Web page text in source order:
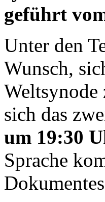
geführt
Unter den
Wunsch,
Weltsynode
sich das
um 19:30
Sprache